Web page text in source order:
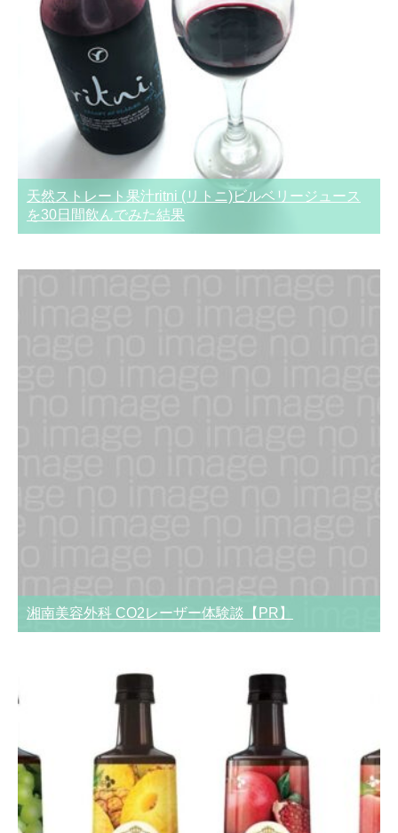
天然ストレート果汁ritni (リトニ)ビルベリージュース
を30日間飲んでみた結果
湘南美容外科 CO2レーザー体験談【PR】